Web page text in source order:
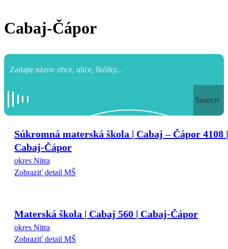
Cabaj-Čápor
Search
Súkromná materská škola | Cabaj – Čápor 4108 |
Cabaj-Čápor
okres Nitra
Zobraziť detail MŠ
Materská škola | Cabaj 560 | Cabaj-Čápor
okres Nitra
Zobraziť detail MŠ